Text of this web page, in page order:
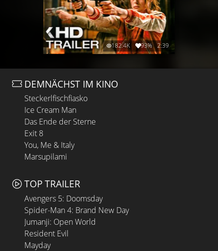
182.4K 93% 2:39
DEMNÄCHST IM KINO
Steckerlfischfiasko
Ice Cream Man
Das Ende der Sterne
Exit 8
You, Me & Italy
Marsupilami
TOP TRAILER
Avengers 5: Doomsday
Spider-Man 4: Brand New Day
Jumanji: Open World
Resident Evil
Mayday